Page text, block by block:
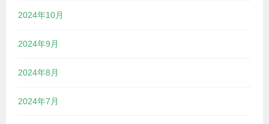
2024年10月
2024年9月
2024年8月
2024年7月